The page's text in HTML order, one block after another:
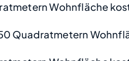
Wohnfläche
Quadratmetern